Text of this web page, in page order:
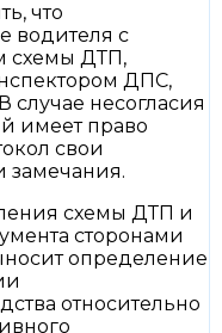
что
водителя с
схемы ДТП,
ДПС,
случае несогласия
имеет право
свои
замечания.
схемы ДТП и
сторонами
определение
относительно